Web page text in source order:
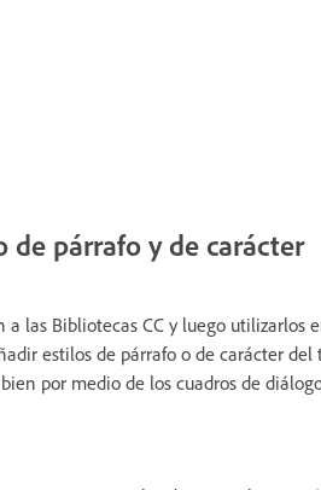
de párrafo y de carácter
las Bibliotecas CC y luego utilizarlos
estilos de párrafo o de carácter del
por medio de los cuadros de